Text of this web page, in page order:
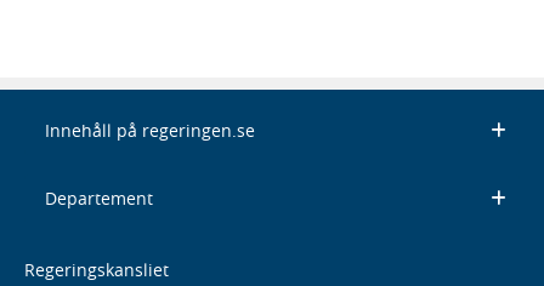
Innehåll på regeringen.se
Departement
Regeringskansliet